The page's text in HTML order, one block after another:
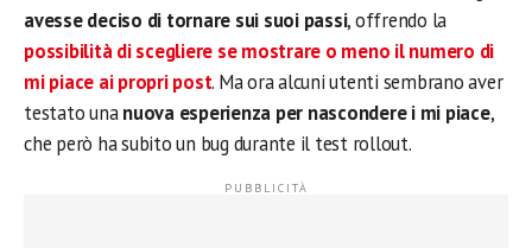
avesse deciso di tornare sui suoi passi, offrendo la
possibilità di scegliere se mostrare o meno il numero di
mi piace ai propri post. Ma ora alcuni utenti sembrano aver
testato unanuova esperienza per nascondere i mi piace,
che però ha subito un bug durante il test rollout.